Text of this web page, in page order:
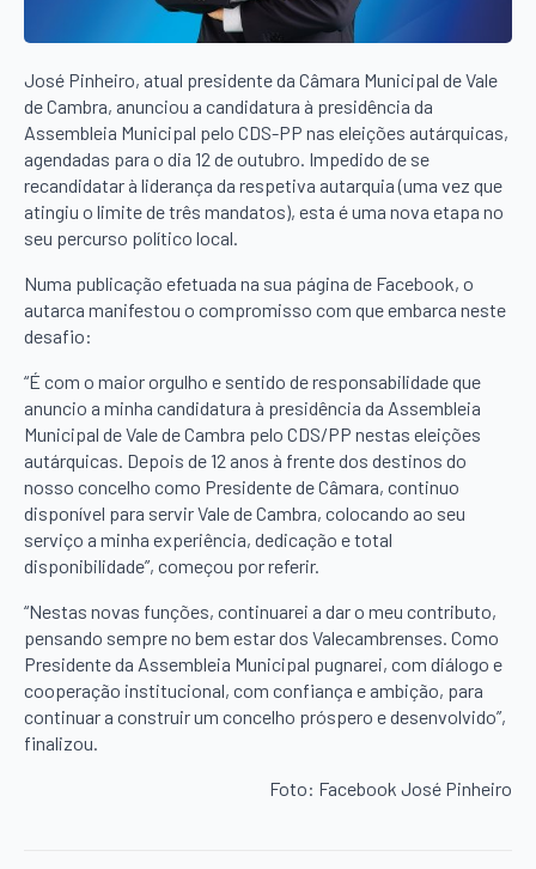
José Pinheiro, atual presidente da Câmara Municipal de Vale
de Cambra, anunciou a candidatura à presidência da
Assembleia Municipal pelo CDS-PP nas eleições autárquicas,
agendadas para o dia 12 de outubro. Impedido de se
recandidatar à liderança da respetiva autarquia (uma vez que
atingiu o limite de três mandatos), esta é uma nova etapa no
seu percurso político local.
Numa publicação efetuada na sua página de Facebook, o
autarca manifestou o compromisso com que embarca neste
desafio:
“É com o maior orgulho e sentido de responsabilidade que
anuncio a minha candidatura à presidência da Assembleia
Municipal de Vale de Cambra pelo CDS/PP nestas eleições
autárquicas. Depois de 12 anos à frente dos destinos do
nosso concelho como Presidente de Câmara, continuo
disponível para servir Vale de Cambra, colocando ao seu
serviço a minha experiência, dedicação e total
disponibilidade”, começou por referir.
“Nestas novas funções, continuarei a dar o meu contributo,
pensando sempre no bem estar dos Valecambrenses. Como
Presidente da Assembleia Municipal pugnarei, com diálogo e
cooperação institucional, com confiança e ambição, para
continuar a construir um concelho próspero e desenvolvido”,
finalizou.
Foto: Facebook José Pinheiro